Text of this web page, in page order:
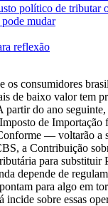
político de tributar
mudar
reflexão
os consumidores
de baixo valor tem
partir do ano seguinte,
de Importação
— voltarão a
a Contribuição
para substituir
depende de
para algo em
sobre essas